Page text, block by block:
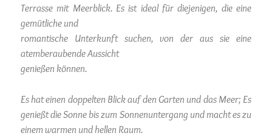
Terrasse mit Meerblick. Es ist ideal für diejenigen, die eine
gemütliche und
romantische Unterkunft suchen, von der aus sie eine
atemberaubende Aussicht
genießen können.
Es hat einen doppelten Blick auf den Garten und das Meer; Es
genießt die Sonne bis zum Sonnenuntergang und macht es zu
einem warmen und hellen Raum.